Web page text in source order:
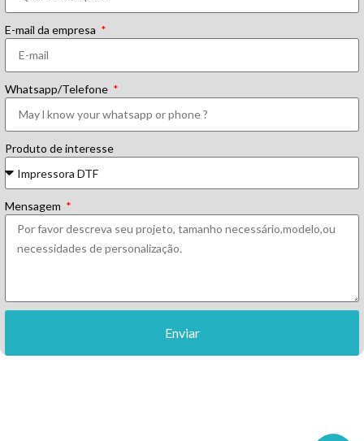
E-mail da empresa
Whatsapp/Telefone
Produto de interesse
Mensagem
Enviar